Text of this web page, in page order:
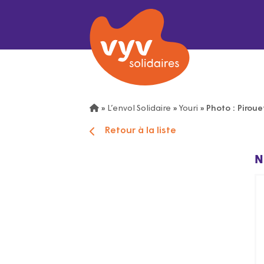
» L’envol Solidaire » Youri » Photo :
Retour à la liste